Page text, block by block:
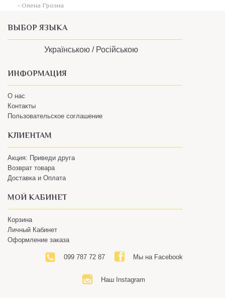
ВЫБОР ЯЗЫКА
Пользовательское соглашение
КЛИЕНТАМ
Доставка и Оплата
МОЙ КАБИНЕТ
Оформление заказа
099 787 72 87
Наш Instagram